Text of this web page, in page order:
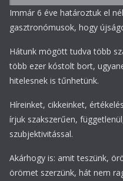
Immár 6 éve határoztuk el
gasztronómusok, hogy
Hátunk mögött tudva több
több ezer kóstolt bort,
hitelesnek is tűnhetünk.
Híreinket, cikkeinket,
írjuk szakszerűen,
szubjektivitással.
Akárhogy is: amit teszünk,
örömet szerzünk, hát nem